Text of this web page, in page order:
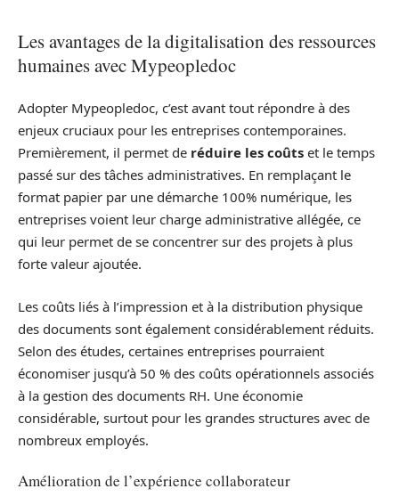
Les avantages de la digitalisation des ressources
humaines avec Mypeopledoc
Adopter Mypeopledoc, c’est avant tout répondre à des
enjeux cruciaux pour les entreprises contemporaines.
Premièrement, il permet de réduire les coûts et le temps
passé sur des tâches administratives. En remplaçant le
format papier par une démarche 100% numérique, les
entreprises voient leur charge administrative allégée, ce
qui leur permet de se concentrer sur des projets à plus
forte valeur ajoutée.
Les coûts liés à l’impression et à la distribution physique
des documents sont également considérablement réduits.
Selon des études, certaines entreprises pourraient
économiser jusqu’à 50 % des coûts opérationnels associés
à la gestion des documents RH. Une économie
considérable, surtout pour les grandes structures avec de
nombreux employés.
Amélioration de l’expérience collaborateur